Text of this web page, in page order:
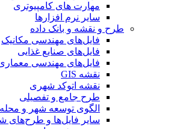
مهارت های کامپیوتری
سایر نرم افزارها
طرح و نقشه و بانک داده
فایل‌های مهندسی مکانیک
فایل‌های صنایع غذایی
فایل‌های مهندسی معماری
نقشه GIS
نقشه اتوکد شهری
طرح جامع و تفصیلی
الگوی توسعه شهر و محله
سایر فایل‌ها و طرح‌های شهری